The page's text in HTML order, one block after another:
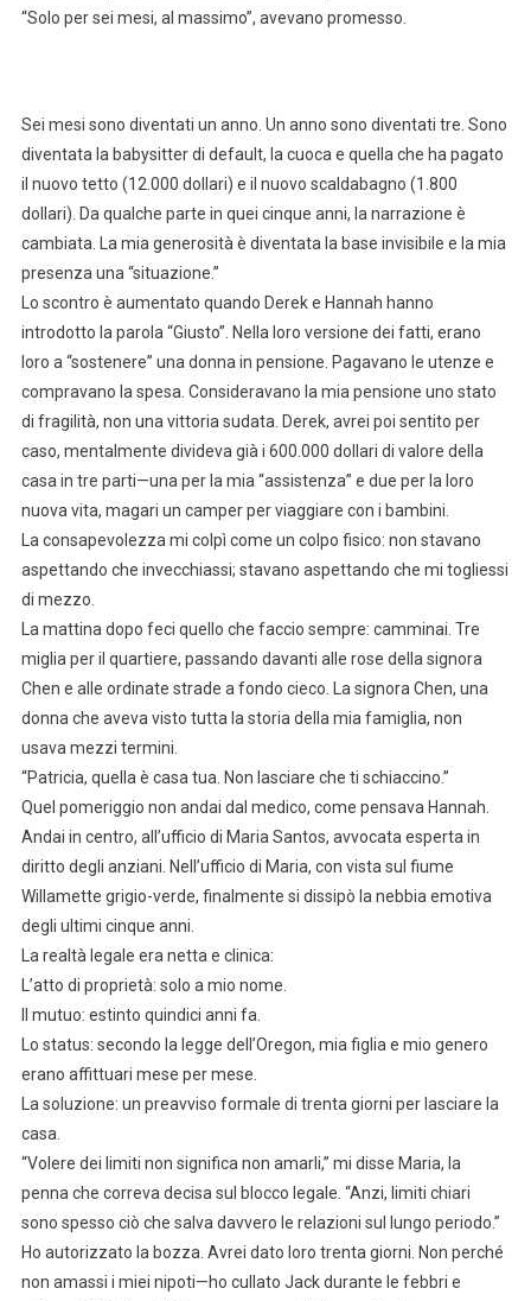
“Solo per sei mesi, al massimo”, avevano promesso.
Sei mesi sono diventati un anno. Un anno sono diventati tre. Sono
diventata la babysitter di default, la cuoca e quella che ha pagato
il nuovo tetto (12.000 dollari) e il nuovo scaldabagno (1.800
dollari). Da qualche parte in quei cinque anni, la narrazione è
cambiata. La mia generosità è diventata la base invisibile e la mia
presenza una “situazione.”
Lo scontro è aumentato quando Derek e Hannah hanno
introdotto la parola “Giusto”. Nella loro versione dei fatti, erano
loro a “sostenere” una donna in pensione. Pagavano le utenze e
compravano la spesa. Consideravano la mia pensione uno stato
di fragilità, non una vittoria sudata. Derek, avrei poi sentito per
caso, mentalmente divideva già i 600.000 dollari di valore della
casa in tre parti—una per la mia “assistenza” e due per la loro
nuova vita, magari un camper per viaggiare con i bambini.
La consapevolezza mi colpì come un colpo fisico: non stavano
aspettando che invecchiassi; stavano aspettando che mi togliessi
di mezzo.
La mattina dopo feci quello che faccio sempre: camminai. Tre
miglia per il quartiere, passando davanti alle rose della signora
Chen e alle ordinate strade a fondo cieco. La signora Chen, una
donna che aveva visto tutta la storia della mia famiglia, non
usava mezzi termini.
“Patricia, quella è casa tua. Non lasciare che ti schiaccino.”
Quel pomeriggio non andai dal medico, come pensava Hannah.
Andai in centro, all’ufficio di Maria Santos, avvocata esperta in
diritto degli anziani. Nell’ufficio di Maria, con vista sul fiume
Willamette grigio-verde, finalmente si dissipò la nebbia emotiva
degli ultimi cinque anni.
La realtà legale era netta e clinica:
L’atto di proprietà: solo a mio nome.
Il mutuo: estinto quindici anni fa.
Lo status: secondo la legge dell’Oregon, mia figlia e mio genero
erano affittuari mese per mese.
La soluzione: un preavviso formale di trenta giorni per lasciare la
casa.
“Volere dei limiti non significa non amarli,” mi disse Maria, la
penna che correva decisa sul blocco legale. “Anzi, limiti chiari
sono spesso ciò che salva davvero le relazioni sul lungo periodo.”
Ho autorizzato la bozza. Avrei dato loro trenta giorni. Non perché
non amassi i miei nipoti—ho cullato Jack durante le febbri e